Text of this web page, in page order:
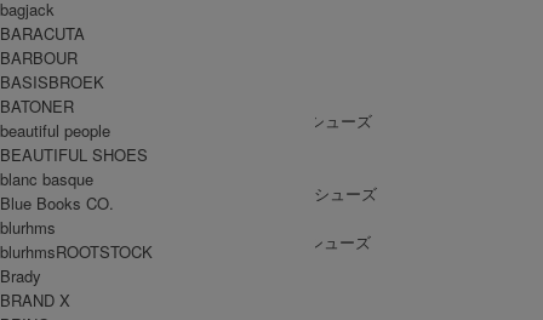
SHOES
SHOES ALL ITEM
/ ドレスシューズ
BOOTS
PUMPS
/ バレエシューズ
OTHER SHOES
/ その他シューズ
bagjack
BARACUTA
BARBOUR
BASISBROEK
BATONER
beautiful people
BEAUTIFUL SHOES
blanc basque
Blue Books CO.
blurhms
blurhmsROOTSTOCK
Brady
BRAND X